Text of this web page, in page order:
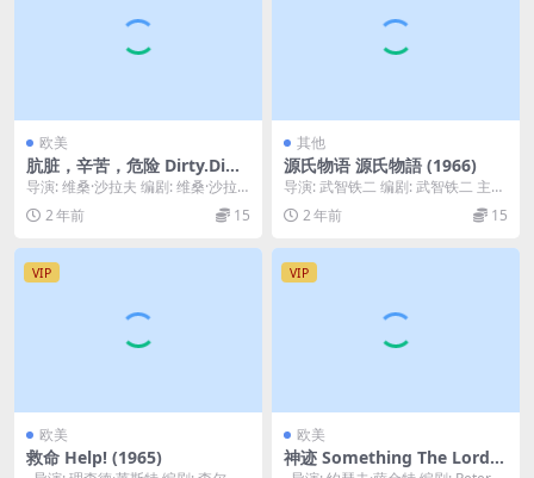
欧美
肮脏，辛苦，危险 Dirty.Diffi
cult.Dangerous.2022
导演: 维桑·沙拉夫 编剧: 维桑·沙拉
夫 / Hala Dabaji / 玛里...
2 年前 15
其他
源氏物语 源氏物語 (1966)
导演: 武智铁二 编剧: 武智铁二 主
演: 花之本寿 / 浅丘琉璃子 / 芦川
泉...2 年前 15
VIP
欧美
救命 Help! (1965)
VIP
欧美
神迹 Something The Lord